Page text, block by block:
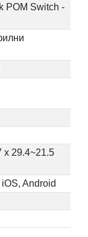
POM Switch -
x 29.4~21.5
Android